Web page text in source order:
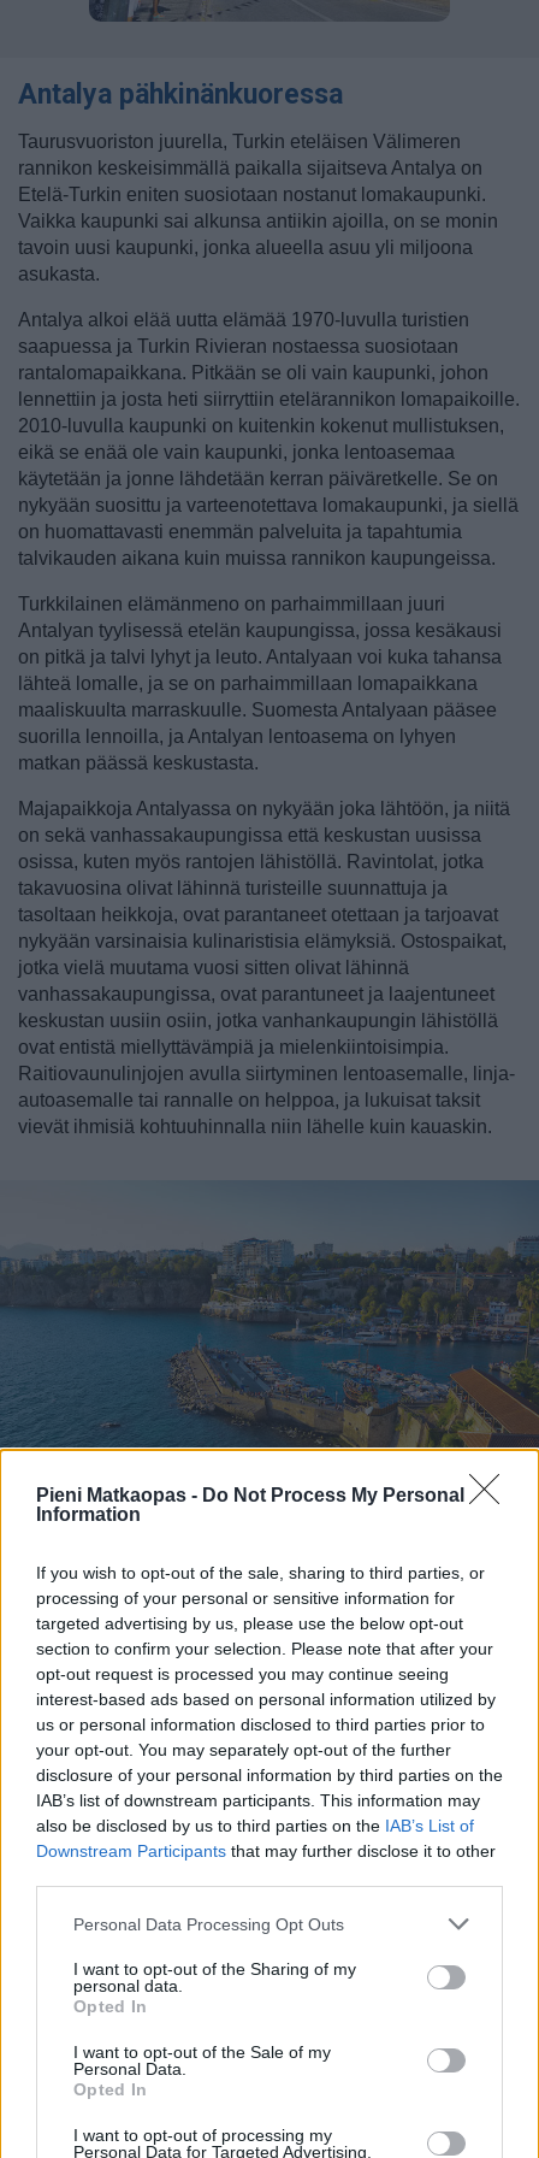
Pieni Matkaopas - Do Not Process My Personal
Information
If you wish to opt-out of the sale, sharing to third parties, or
processing of your personal or sensitive information for
targeted advertising by us, please use the below opt-out
section to confirm your selection. Please note that after your
opt-out request is processed you may continue seeing
interest-based ads based on personal information utilized by
us or personal information disclosed to third parties prior to
your opt-out. You may separately opt-out of the further
disclosure of your personal information by third parties on the
IAB’s list of downstream participants. This information may
also be disclosed by us to third parties on the IAB’s List of
Downstream Participants that may further disclose it to other
Personal Data Processing Opt Outs
I want to opt-out of the Sharing of my
personal data.
Opted In
I want to opt-out of the Sale of my
Personal Data.
Opted In
I want to opt-out of processing my
Personal Data for Targeted Advertising.
Antalya pähkinänkuoressa
Taurusvuoriston juurella, Turkin eteläisen Välimeren
rannikon keskeisimmällä paikalla sijaitseva Antalya on
Etelä-Turkin eniten suosiotaan nostanut lomakaupunki.
Vaikka kaupunki sai alkunsa antiikin ajoilla, on se monin
tavoin uusi kaupunki, jonka alueella asuu yli miljoona
asukasta.
Antalya alkoi elää uutta elämää 1970-luvulla turistien
saapuessa ja Turkin Rivieran nostaessa suosiotaan
rantalomapaikkana. Pitkään se oli vain kaupunki, johon
lennettiin ja josta heti siirryttiin etelärannikon lomapaikoille.
2010-luvulla kaupunki on kuitenkin kokenut mullistuksen,
eikä se enää ole vain kaupunki, jonka lentoasemaa
käytetään ja jonne lähdetään kerran päiväretkelle. Se on
nykyään suosittu ja varteenotettava lomakaupunki, ja siellä
on huomattavasti enemmän palveluita ja tapahtumia
talvikauden aikana kuin muissa rannikon kaupungeissa.
Turkkilainen elämänmeno on parhaimmillaan juuri
Antalyan tyylisessä etelän kaupungissa, jossa kesäkausi
on pitkä ja talvi lyhyt ja leuto. Antalyaan voi kuka tahansa
lähteä lomalle, ja se on parhaimmillaan lomapaikkana
maaliskuulta marraskuulle. Suomesta Antalyaan pääsee
suorilla lennoilla, ja Antalyan lentoasema on lyhyen
matkan päässä keskustasta.
Majapaikkoja Antalyassa on nykyään joka lähtöön, ja niitä
on sekä vanhassakaupungissa että keskustan uusissa
osissa, kuten myös rantojen lähistöllä. Ravintolat, jotka
takavuosina olivat lähinnä turisteille suunnattuja ja
tasoltaan heikkoja, ovat parantaneet otettaan ja tarjoavat
nykyään varsinaisia kulinaristisia elämyksiä. Ostospaikat,
jotka vielä muutama vuosi sitten olivat lähinnä
vanhassakaupungissa, ovat parantuneet ja laajentuneet
keskustan uusiin osiin, jotka vanhankaupungin lähistöllä
ovat entistä miellyttävämpiä ja mielenkiintoisimpia.
Raitiovaunulinjojen avulla siirtyminen lentoasemalle, linja-
autoasemalle tai rannalle on helppoa, ja lukuisat taksit
vievät ihmisiä kohtuuhinnalla niin lähelle kuin kauaskin.
Satama on yksi kaupungin päänähtävyyksiä, jossa käydään laivoja
katselemassa.
Nähtävyyksiä
Nähtävyyksiin voi hyvin tutustua samalla kun kiertelee
vanhaakaupunkia (Kaleiçi). Siellä on yhden reitin varrella
muutama nähtävyys, ja siellä on mielenkiintoisia
rakennuksia, puisto jolta on hyvät näkymät ja satama, joka
on yksi kaupungin päänähtävyyksiä. Vaikka se onkin
käytännöllinen paikka, josta lähdetään risteilylle tai jonne
tullaan syömään, käy valtaosa siellä vain laivoja
Vanhaankaupunkiin on kaksi varsinaista sisäänkäyntiä,
Hadrianiuksen portista. Hadrianiuksen portti on Atatürk-
bulevardin ratikkapysäkin vieressä, ja se on hyvin säilynyt
antiikin aikainen portti, jota käydään bussilasteittain
ihmettelemässä. Hadrian Kale Kapisi rakennettiin silloin